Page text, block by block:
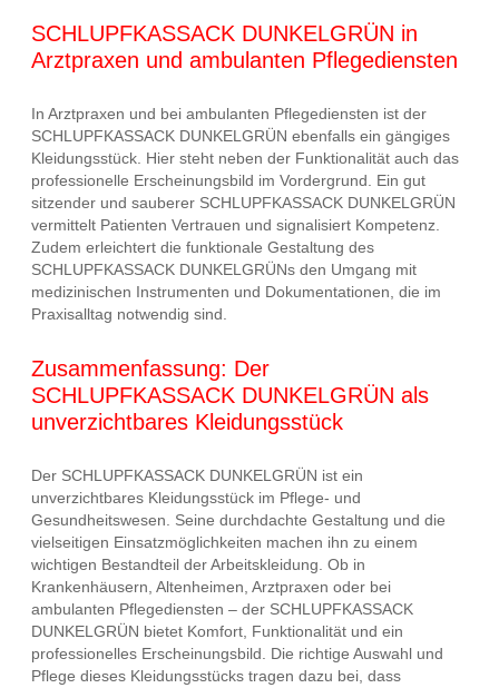
SCHLUPFKASSACK DUNKELGRÜN in
Arztpraxen und ambulanten Pflegediensten
In Arztpraxen und bei ambulanten Pflegediensten ist der
SCHLUPFKASSACK DUNKELGRÜN ebenfalls ein gängiges
Kleidungsstück. Hier steht neben der Funktionalität auch das
professionelle Erscheinungsbild im Vordergrund. Ein gut
sitzender und sauberer SCHLUPFKASSACK DUNKELGRÜN
vermittelt Patienten Vertrauen und signalisiert Kompetenz.
Zudem erleichtert die funktionale Gestaltung des
SCHLUPFKASSACK DUNKELGRÜNs den Umgang mit
medizinischen Instrumenten und Dokumentationen, die im
Praxisalltag notwendig sind.
Zusammenfassung: Der
SCHLUPFKASSACK DUNKELGRÜN als
unverzichtbares Kleidungsstück
Der SCHLUPFKASSACK DUNKELGRÜN ist ein
unverzichtbares Kleidungsstück im Pflege- und
Gesundheitswesen. Seine durchdachte Gestaltung und die
vielseitigen Einsatzmöglichkeiten machen ihn zu einem
wichtigen Bestandteil der Arbeitskleidung. Ob in
Krankenhäusern, Altenheimen, Arztpraxen oder bei
ambulanten Pflegediensten – der SCHLUPFKASSACK
DUNKELGRÜN bietet Komfort, Funktionalität und ein
professionelles Erscheinungsbild. Die richtige Auswahl und
Pflege dieses Kleidungsstücks tragen dazu bei, dass